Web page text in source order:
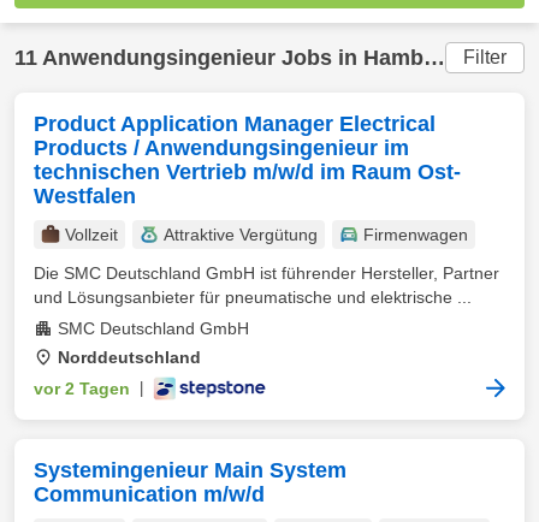
11 Anwendungsingenieur Jobs in Hamburg (20
Filter
Product Application Manager Electrical
Products / Anwendungsingenieur im
technischen Vertrieb m/w/d im Raum Ost-
Westfalen
Vollzeit Attraktive Vergütung
Firmenwagen
Die SMC Deutschland GmbH ist führender Hersteller, Partner
und Lösungsanbieter für pneumatische und elektrische ...
SMC Deutschland GmbH
Norddeutschland
vor 2 Tagen
Systemingenieur Main System
Communication m/w/d